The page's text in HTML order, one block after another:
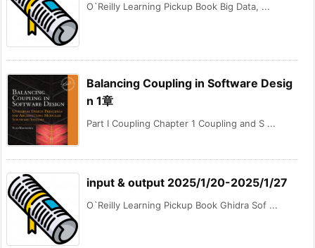
O`Reilly Learning Pickup Book Big Data, ...
Balancing Coupling in Software Desig
n 1章
Part I Coupling Chapter 1 Coupling and S ...
input & output 2025/1/20-2025/1/27
O`Reilly Learning Pickup Book Ghidra Sof ...